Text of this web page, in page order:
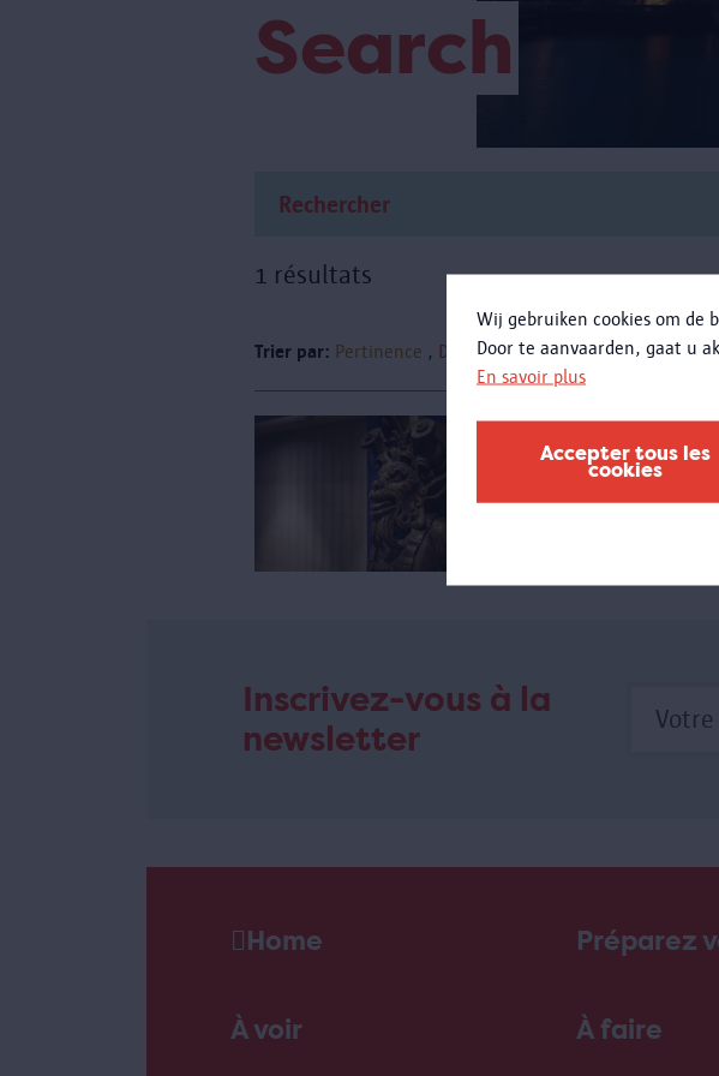
Wij gebruiken cookies om de
Door te aanvaarden, gaat u
En savoir plus
Accepter tous les
cookies
Search
1 résultats
Trier par: Pertinence Date
Du
Inscrivez-vous à la
newsletter
Home Préparez
À voir À faire